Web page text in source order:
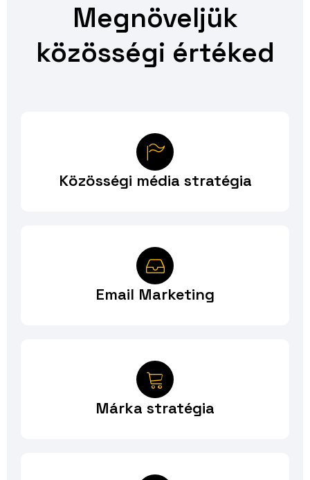
Megnöveljük
közösségi értéked
Közösségi média stratégia
Email Marketing
Márka stratégia